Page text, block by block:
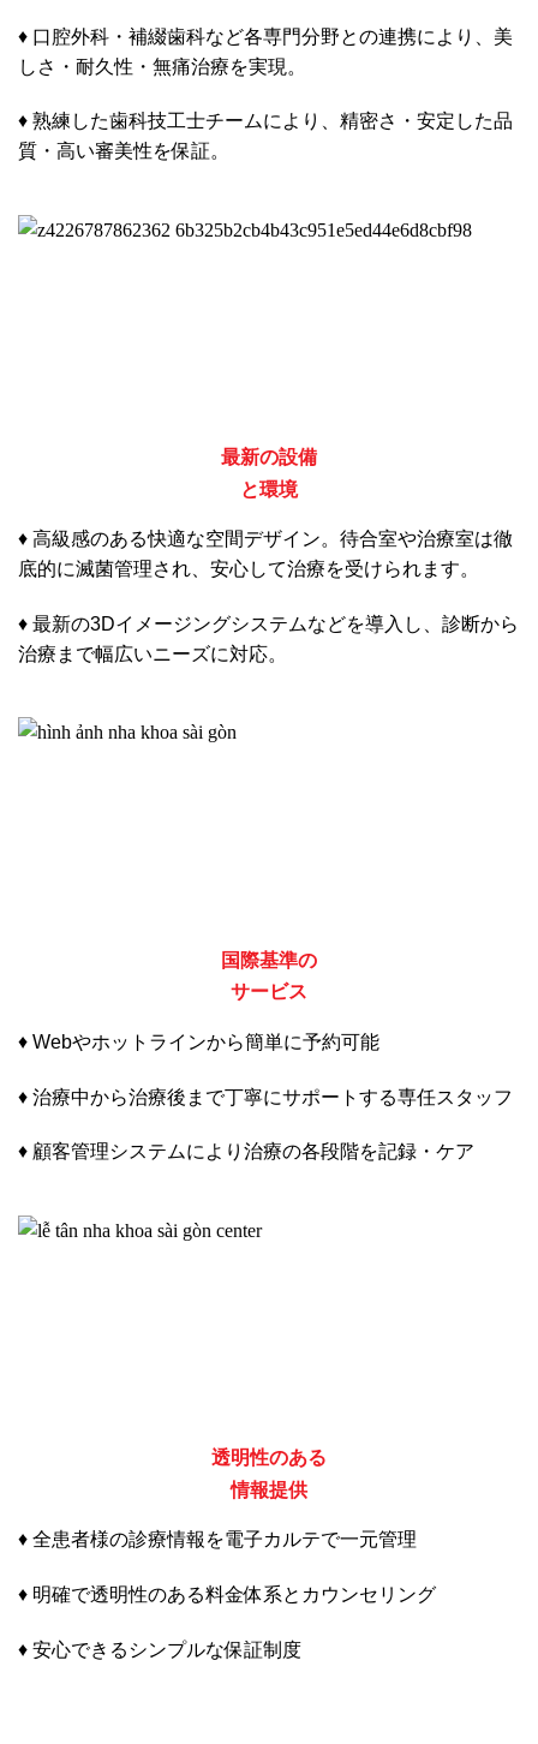
♦ 口腔外科・補綴歯科など各専門分野との連携により、美
しさ・耐久性・無痛治療を実現。
♦ 熟練した歯科技工士チームにより、精密さ・安定した品
質・高い審美性を保証。
最新の設備
と環境
♦ 高級感のある快適な空間デザイン。待合室や治療室は徹
底的に滅菌管理され、安心して治療を受けられます。
♦ 最新の3Dイメージングシステムなどを導入し、診断から
治療まで幅広いニーズに対応。
国際基準の
サービス
♦ Webやホットラインから簡単に予約可能
♦ 治療中から治療後まで丁寧にサポートする専任スタッフ
♦ 顧客管理システムにより治療の各段階を記録・ケア
透明性のある
情報提供
♦ 全患者様の診療情報を電子カルテで一元管理
♦ 明確で透明性のある料金体系とカウンセリング
♦ 安心できるシンプルな保証制度